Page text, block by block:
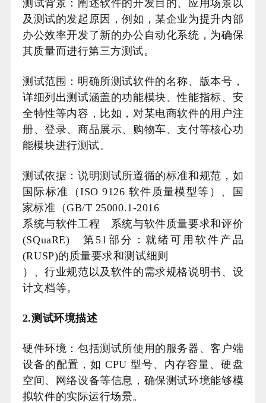
测试背景：阐述软件的开发目的、应用场景以
及测试的发起原因，例如，某企业为提升内部
办公效率开发了新的办公自动化系统，为确保
其质量而进行第三方测试。
测试范围：明确所测试软件的名称、版本号，
详细列出测试涵盖的功能模块、性能指标、安
全特性等内容，比如，对某电商软件的用户注
册、登录、商品展示、购物车、支付等核心功
能模块进行测试。
测试依据：说明测试所遵循的标准和规范，如
国际标准（ISO 9126 软件质量模型等）、国
家标准（GB/T 25000.1-2016
系统与软件工程 系统与软件质量要求和评价
(SQuaRE) 第51部分：就绪可用软件产品
(RUSP)的质量要求和测试细则
）、行业规范以及软件的需求规格说明书、设
计文档等。
2.测试环境描述
硬件环境：包括测试所使用的服务器、客户端
设备的配置，如 CPU 型号、内存容量、硬盘
空间、网络设备等信息，确保测试环境能够模
拟软件的实际运行场景。